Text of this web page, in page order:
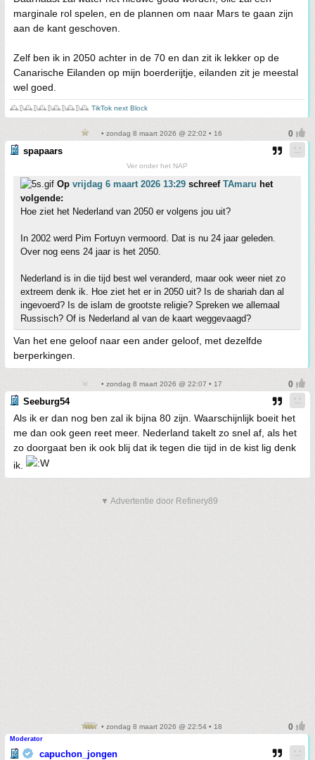
marginale rol spelen, en de plannen om naar Mars te gaan zijn
aan de kant geschoven.
Zelf ben ik in 2050 achter in de 70 en dan zit ik lekker op de
Canarische Eilanden op mijn boerderijtje, eilanden zit je meestal
wel goed.
🕰️₿🕰️₿🕰️₿🕰️₿🕰️₿🕰️ TikTok next Block
• zondag 8 maart 2026 @ 22:02 • 16
spapaars
Ver onder het NAP
Op vrijdag 6 maart 2026 13:29 schreef TAmaru het
volgende:
Hoe ziet het Nederland van 2050 er volgens jou uit?
In 2002 werd Pim Fortuyn vermoord. Dat is nu 24 jaar geleden.
Over nog eens 24 jaar is het 2050.
Nederland is in die tijd best wel veranderd, maar ook weer niet zo
extreem denk ik. Hoe ziet het er in 2050 uit? Is de shariah dan al
ingevoerd? Is de islam de grootste religie? Spreken we allemaal
Russisch? Of is Nederland al van de kaart weggevaagd?
Van het ene geloof naar een ander geloof, met dezelfde
berperkingen.
• zondag 8 maart 2026 @ 22:07 • 17
Seeburg54
Als ik er dan nog ben zal ik bijna 80 zijn. Waarschijnlijk boeit het
me dan ook geen reet meer. Nederland takelt zo snel af, als het
zo doorgaat ben ik ook blij dat ik tegen die tijd in de kist lig denk
ik.
▼ Advertentie door Refinery89
• zondag 8 maart 2026 @ 22:54 • 18
Moderator
capuchon_jongen